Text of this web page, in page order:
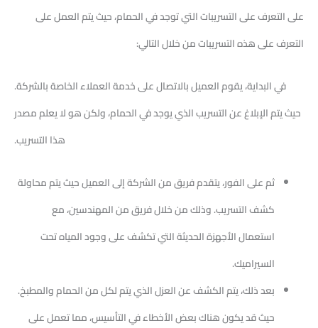
على التعرف على التسريبات التي توجد في الحمام، حيث يتم العمل على
التعرف على هذه التسريبات من خلال التالي:
في البداية، يقوم العميل بالاتصال على خدمة العملاء الخاصة بالشركة.
حيث يتم الإبلاغ عن التسريب الذي يوجد في الحمام، ولكن هو لا يعلم مصدر
هذا التسريب.
ثم على الفور، يتقدم فريق من الشركة إلى العميل حيث يتم محاولة
كشف التسريب. وذلك من خلال فريق من المهندسين، مع
استعمال الأجهزة الحديثة التي تكشف على وجود المياه تحت
السيراميك.
بعد ذلك، يتم الكشف عن العزل الذي يتم لكل من الحمام والمطبخ.
حيث قد يكون هناك بعض الأخطاء في التأسيس، مما تعمل على